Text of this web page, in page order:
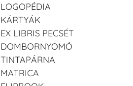
LOGOPÉDIA
KÁRTYÁK
EX LIBRIS PECSÉT
DOMBORNYOMÓ
TINTAPÁRNA
MATRICA